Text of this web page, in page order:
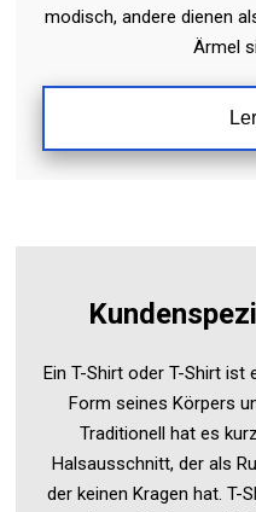
modisch, andere dienen
Ärmel
Ein T-Shirt oder T-Shirt
Form seines Körpers
Traditionell hat es
Halsausschnitt, der als
der keinen Kragen hat. T-